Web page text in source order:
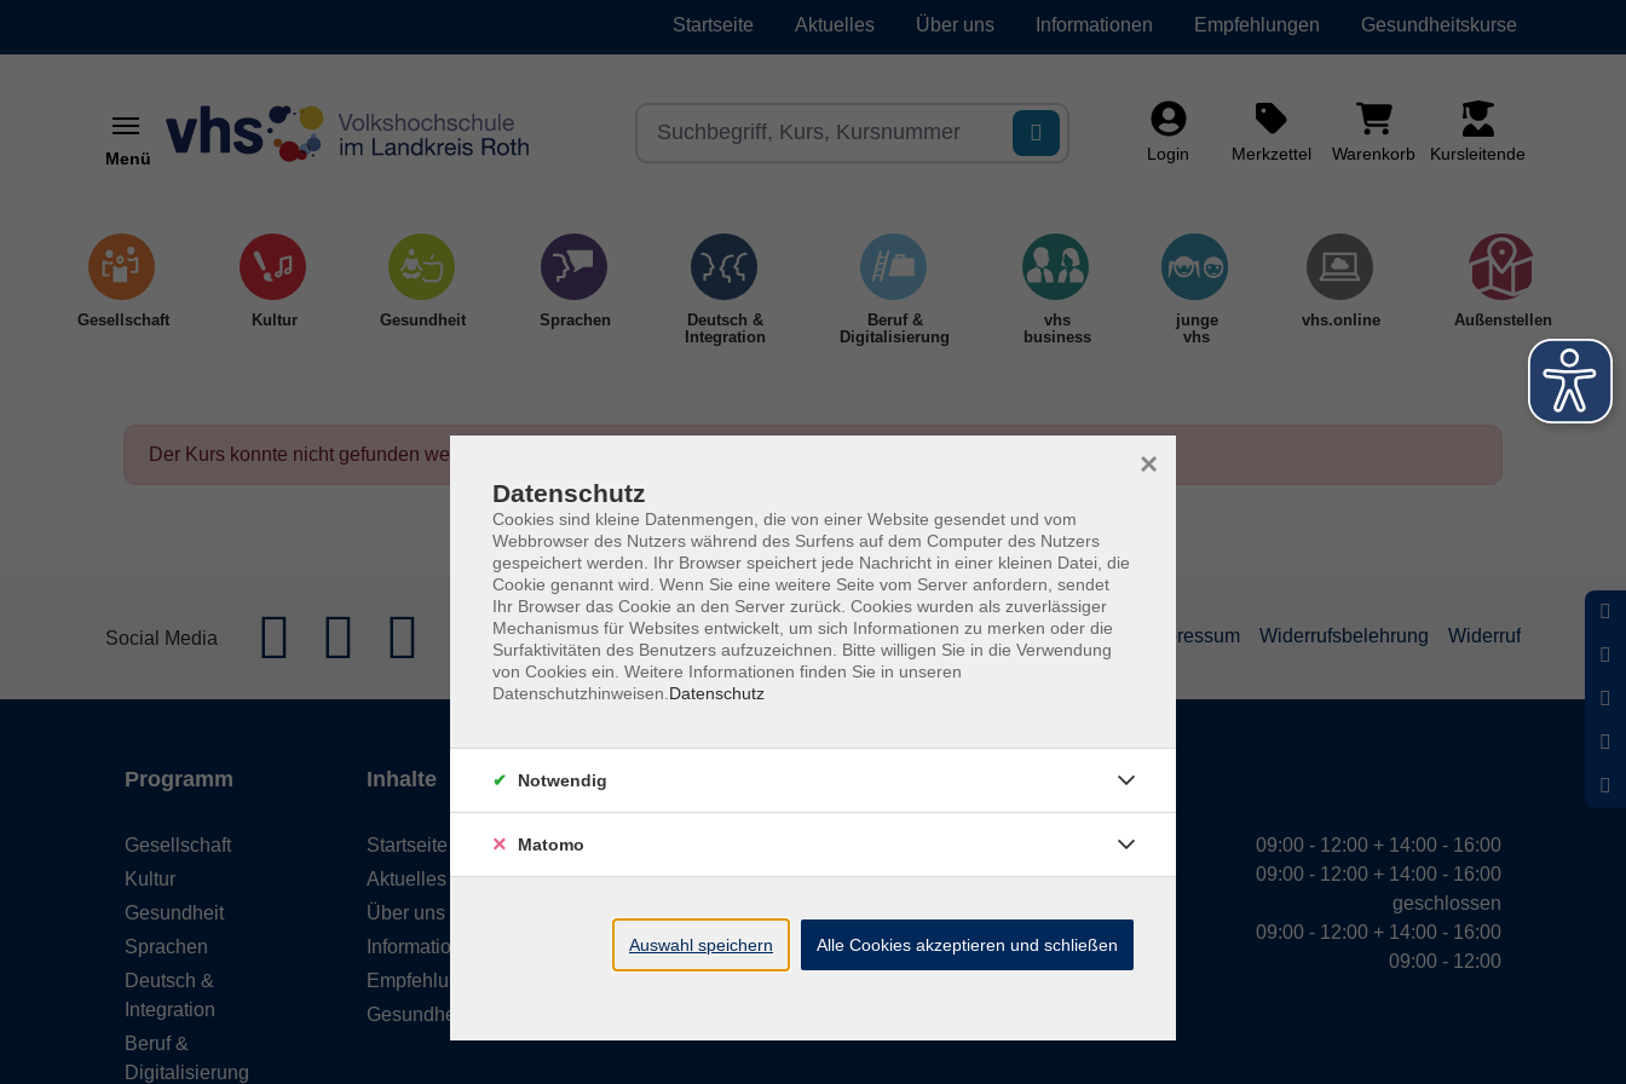
Startseite Aktuelles Über uns Informationen Empfehlungen Gesundheitskurse
Menü Login Merkzettel Warenkorb Kursleitende
Gesellschaft Kultur Gesundheit Sprachen
Deutsch &
Integration
Beruf &
Digitalisierung
vhs
business
junge
vhs
vhs.online Außenstellen
Der Kurs konnte nicht gefunden werden.
Social Media AGB Datenschutzerklärung Impressum Widerrufsbelehrung Widerruf
Programm
Gesellschaft
Kultur
Gesundheit
Sprachen
Deutsch &
Integration
Beruf &
Digitalisierung
Inhalte
Startseite
Aktuelles
Über uns
Informationen
Empfehlungen
Gesundheitskurse
91161 Hilpoltstein
info@vhs-roth.de
Tel: 09174 4749 0
Öffnungszeiten
Dienstag
09:00 - 12:00 + 14:00 - 16:00
09:00 - 12:00 + 14:00 - 16:00
geschlossen
09:00 - 12:00 + 14:00 - 16:00
09:00 - 12:00
Datenschutz
Cookies sind kleine Datenmengen, die von einer Website gesendet und vom
Webbrowser des Nutzers während des Surfens auf dem Computer des Nutzers
gespeichert werden. Ihr Browser speichert jede Nachricht in einer kleinen Datei, die
Cookie genannt wird. Wenn Sie eine weitere Seite vom Server anfordern, sendet
Ihr Browser das Cookie an den Server zurück. Cookies wurden als zuverlässiger
Mechanismus für Websites entwickelt, um sich Informationen zu merken oder die
Surfaktivitäten des Benutzers aufzuzeichnen. Bitte willigen Sie in die Verwendung
von Cookies ein. Weitere Informationen finden Sie in unseren
Datenschutzhinweisen. Datenschutz
×
Notwendig
Matomo
Auswahl speichern Alle Cookies akzeptieren und schließen